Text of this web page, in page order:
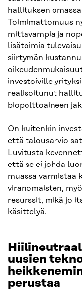
hallituksen omassa
Toimimattomuus
mittavampia ja
lisätoimia
siirtymän
investoiville
realisoitunut
biopolttoaineen
On kuitenkin
että talousarvio
Luvitusta
että se ei johda
muassa varmistaa
viranomaisten,
resurssit, mikä jo
käsittelyä.
uusien
perustaa